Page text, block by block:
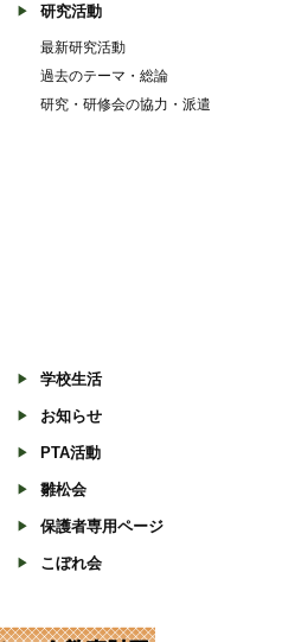
研究活動
最新研究活動
過去のテーマ・総論
研究・研修会の協力・派遣
学校生活
お知らせ
PTA活動
雛松会
保護者専用ページ
こぼれ会